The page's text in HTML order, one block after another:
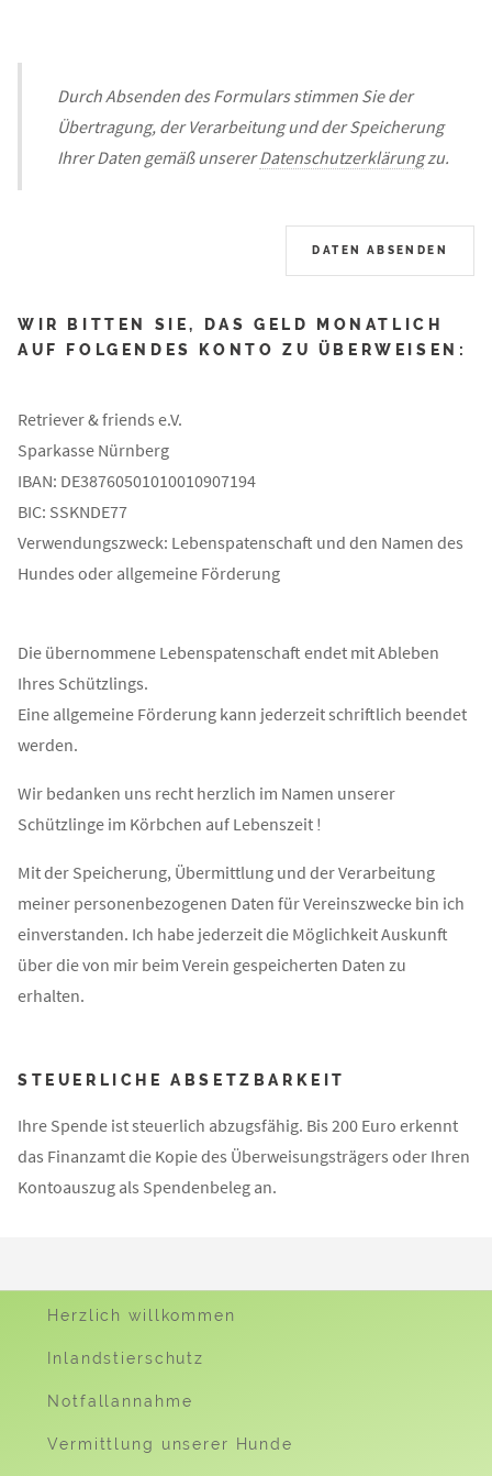
Durch Absenden des Formulars stimmen Sie der
Übertragung, der Verarbeitung und der Speicherung
Ihrer Daten gemäß unsererDatenschutzerklärungzu.
WIR BITTEN SIE, DAS GELD MONATLICH
AUF FOLGENDES KONTO ZU ÜBERWEISEN:
Retriever & friends e.V.
Sparkasse Nürnberg
IBAN: DE38760501010010907194
BIC: SSKNDE77
Verwendungszweck: Lebenspatenschaft und den Namen des
Hundes oder allgemeine Förderung
Die übernommene Lebenspatenschaft endet mit Ableben
Ihres Schützlings.
Eine allgemeine Förderung kann jederzeit schriftlich beendet
werden.
Wir bedanken uns recht herzlich im Namen unserer
Schützlinge im Körbchen auf Lebenszeit !
Mit der Speicherung, Übermittlung und der Verarbeitung
meiner personenbezogenen Daten für Vereinszwecke bin ich
einverstanden. Ich habe jederzeit die Möglichkeit Auskunft
über die von mir beim Verein gespeicherten Daten zu
erhalten.
STEUERLICHE ABSETZBARKEIT
Ihre Spende ist steuerlich abzugsfähig. Bis 200 Euro erkennt
das Finanzamt die Kopie des Überweisungsträgers oder Ihren
Kontoauszug als Spendenbeleg an.
Herzlich willkommen
Inlandstierschutz
Notfallannahme
Vermittlung unserer Hunde